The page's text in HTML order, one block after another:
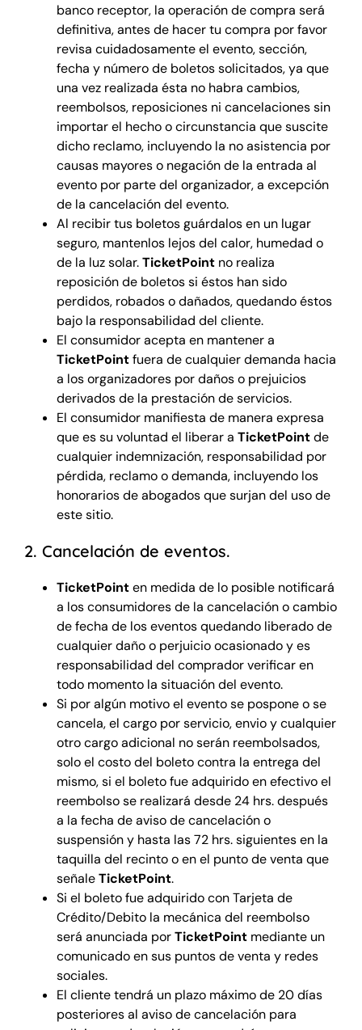
banco receptor, la operación de compra será
definitiva, antes de hacer tu compra por favor
revisa cuidadosamente el evento, sección,
fecha y número de boletos solicitados, ya que
una vez realizada ésta no habra cambios,
reembolsos, reposiciones ni cancelaciones sin
importar el hecho o circunstancia que suscite
dicho reclamo, incluyendo la no asistencia por
causas mayores o negación de la entrada al
evento por parte del organizador, a excepción
de la cancelación del evento.
Al recibir tus boletos guárdalos en un lugar
seguro, mantenlos lejos del calor, humedad o
de la luz solar.TicketPointno realiza
reposición de boletos si éstos han sido
perdidos, robados o dañados, quedando éstos
bajo la responsabilidad del cliente.
El consumidor acepta en mantener a
TicketPointfuera de cualquier demanda hacia
a los organizadores por daños o prejuicios
derivados de la prestación de servicios.
El consumidor manifiesta de manera expresa
que es su voluntad el liberar a TicketPointde
cualquier indemnización, responsabilidad por
pérdida, reclamo o demanda, incluyendo los
honorarios de abogados que surjan del uso de
este sitio.
2. Cancelación de eventos.
TicketPointen medida de lo posible notificará
a los consumidores de la cancelación o cambio
de fecha de los eventos quedando liberado de
cualquier daño o perjuicio ocasionado y es
responsabilidad del comprador verificar en
todo momento la situación del evento.
Si por algún motivo el evento se pospone o se
cancela, el cargo por servicio, envio y cualquier
otro cargo adicional no serán reembolsados,
solo el costo del boleto contra la entrega del
mismo, si el boleto fue adquirido en efectivo el
reembolso se realizará desde 24 hrs. después
a la fecha de aviso de cancelación o
suspensión y hasta las 72 hrs. siguientes en la
taquilla del recinto o en el punto de venta que
señaleTicketPoint.
Si el boleto fue adquirido con Tarjeta de
Crédito/Debito la mecánica del reembolso
será anunciada porTicketPointmediante un
comunicado en sus puntos de venta y redes
sociales.
El cliente tendrá un plazo máximo de 20 días
posteriores al aviso de cancelación para